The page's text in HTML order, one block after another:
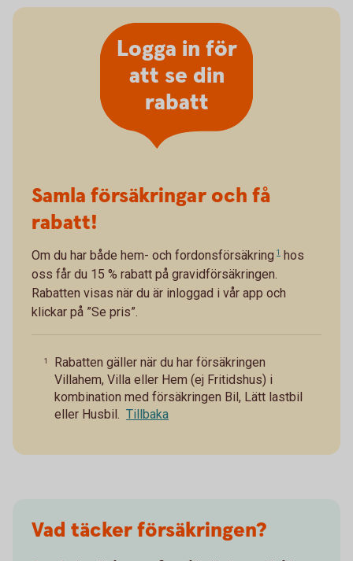
Samla försäkringar och få
rabatt!
Om du har både hem- och fordonsförsäkring 1 hos
oss får du 15 % rabatt på gravidförsäkringen.
Rabatten visas när du är inloggad i vår app och
klickar på ”Se pris”.
1
Rabatten gäller när du har försäkringen
Villahem, Villa eller Hem (ej Fritidshus) i
kombination med försäkringen Bil, Lätt lastbil
eller Husbil. Tillbaka
Logga in för
att se din
rabatt
Vad täcker försäkringen?